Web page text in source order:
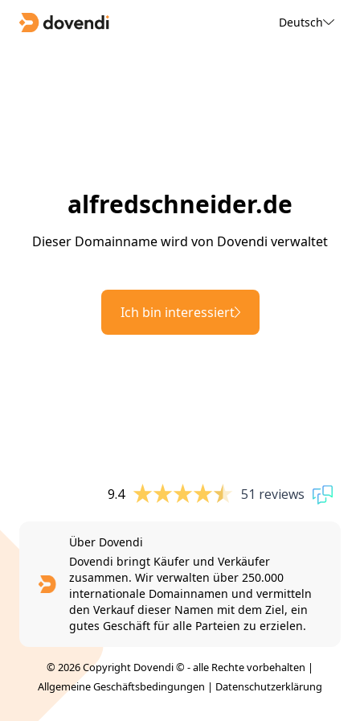
Deutsch
alfredschneider.de
Dieser Domainname wird von Dovendi verwaltet
Ich bin interessiert
9.4 51 reviews
Über Dovendi
Dovendi bringt Käufer und Verkäufer
zusammen. Wir verwalten über 250.000
internationale Domainnamen und vermitteln
den Verkauf dieser Namen mit dem Ziel, ein
gutes Geschäft für alle Parteien zu erzielen.
© 2026 Copyright Dovendi © - alle Rechte vorbehalten |
Allgemeine Geschäftsbedingungen | Datenschutzerklärung